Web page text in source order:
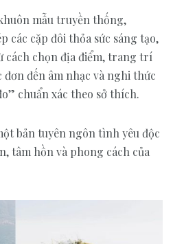
mẫu truyền thống,
các cặp đôi thỏa sức sáng tạo,
cách chọn địa điểm, trang trí
đến âm nhạc và nghi thức
chuẩn xác theo sở thích.
bản tuyên ngôn tình yêu độc
tâm hồn và phong cách của